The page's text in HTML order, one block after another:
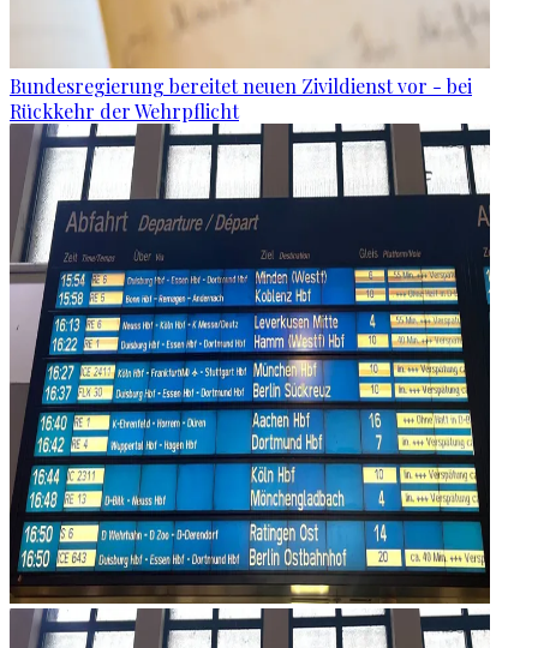
Bundesregierung bereitet neuen Zivildienst vor - bei
Rückkehr der Wehrpflicht